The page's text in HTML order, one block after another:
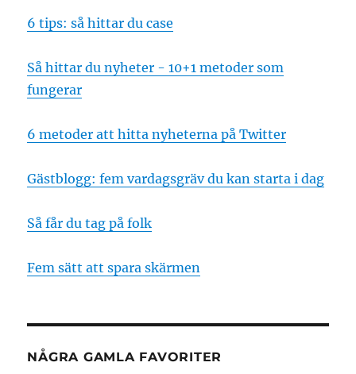
6 tips: så hittar du case
Så hittar du nyheter - 10+1 metoder som
fungerar
6 metoder att hitta nyheterna på Twitter
Gästblogg: fem vardagsgräv du kan starta i dag
Så får du tag på folk
Fem sätt att spara skärmen
NÅGRA GAMLA FAVORITER